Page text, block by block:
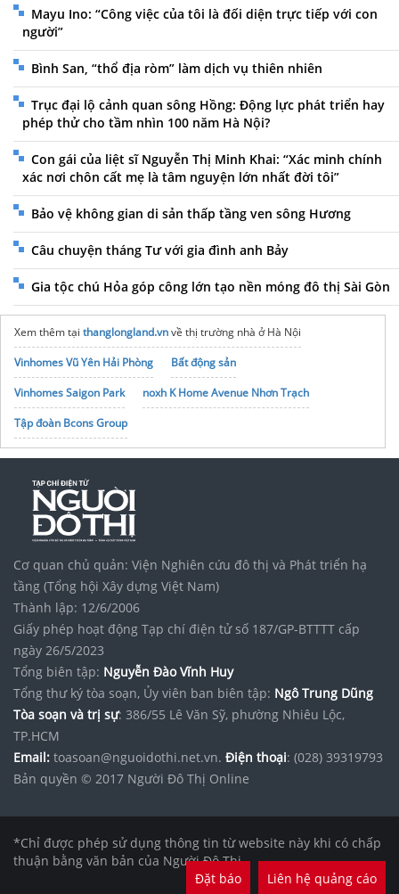
Mayu Ino: “Công việc của tôi là đối diện trực tiếp với con
người”
Bình San, “thổ địa ròm” làm dịch vụ thiên nhiên
Trục đại lộ cảnh quan sông Hồng: Động lực phát triển hay
phép thử cho tầm nhìn 100 năm Hà Nội?
Con gái của liệt sĩ Nguyễn Thị Minh Khai: “Xác minh chính
xác nơi chôn cất mẹ là tâm nguyện lớn nhất đời tôi”
Bảo vệ không gian di sản thấp tầng ven sông Hương
Câu chuyện tháng Tư với gia đình anh Bảy
Gia tộc chú Hỏa góp công lớn tạo nền móng đô thị Sài Gòn
Xem thêm tại thanglongland.vnvề thị trường nhà ở Hà Nội
Vinhomes Vũ Yên Hải Phòng
Bất động sản
Vinhomes Saigon Park
noxh K Home Avenue Nhơn Trạch
Tập đoàn Bcons Group
Cơ quan chủ quản: Viện Nghiên cứu đô thị và Phát triển hạ
tầng (Tổng hội Xây dựng Việt Nam)
Thành lập: 12/6/2006
Giấy phép hoạt động Tạp chí điện tử số 187/GP-BTTTT cấp
ngày 26/5/2023
Tổng biên tập: Nguyễn Đào Vĩnh Huy
Tổng thư ký tòa soạn, Ủy viên ban biên tập: Ngô Trung Dũng
Tòa soạn và trị sự: 386/55 Lê Văn Sỹ, phường Nhiêu Lộc,
TP.HCM
Email: toasoan@nguoidothi.net.vn. Điện thoại: (028) 39319793
Bản quyền © 2017 Người Đô Thị Online
*Chỉ được phép sử dụng thông tin từ website này khi có chấp
thuận bằng văn bản của Người Đô Thị.
Đặt báo
Liên hệ quảng cáo